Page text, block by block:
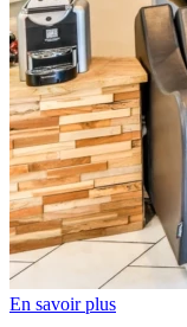
En savoir plus